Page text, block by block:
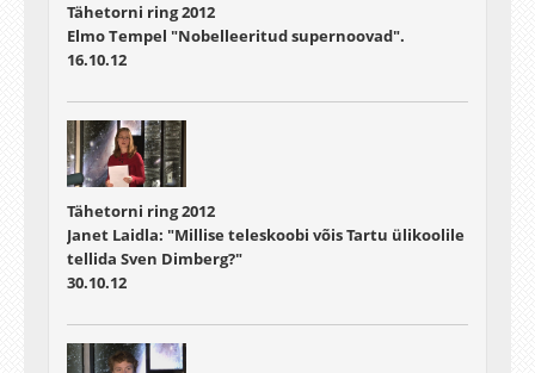
Tähetorni ring 2012
Elmo Tempel "Nobelleeritud supernoovad".
16.10.12
Tähetorni ring 2012
Janet Laidla: "Millise teleskoobi võis Tartu ülikoolile
tellida Sven Dimberg?"
30.10.12